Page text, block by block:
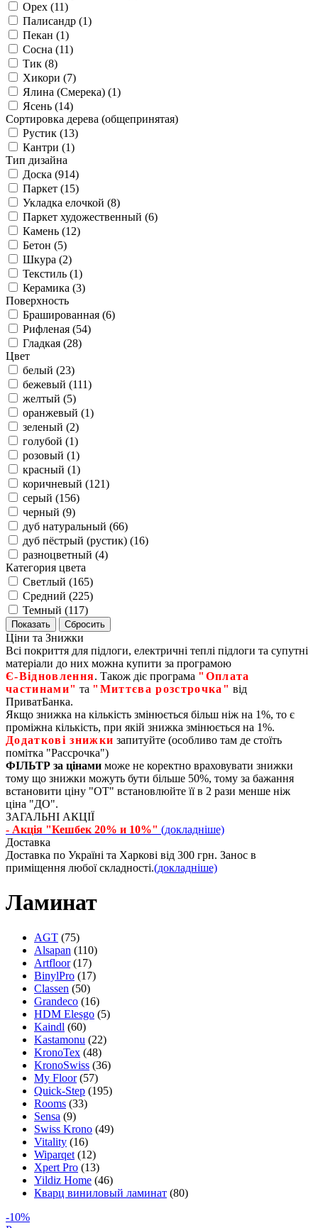
Орех (11)
Палисандр (1)
Пекан (1)
Сосна (11)
Тик (8)
Хикори (7)
Ялина (Смерека) (1)
Ясень (14)
Сортировка дерева (общепринятая)
Рустик (13)
Кантри (1)
Тип дизайна
Доска (914)
Паркет (15)
Укладка елочкой (8)
Паркет художественный (6)
Камень (12)
Бетон (5)
Шкура (2)
Текстиль (1)
Керамика (3)
Поверхность
Брашированная (6)
Рифленая (54)
Гладкая (28)
Цвет
белый (23)
бежевый (111)
желтый (5)
оранжевый (1)
зеленый (2)
голубой (1)
розовый (1)
красный (1)
коричневый (121)
серый (156)
черный (9)
дуб натуральный (66)
дуб пёстрый (рустик) (16)
разноцветный (4)
Категория цвета
Светлый (165)
Средний (225)
Темный (117)
Ціни та Знижки
Всі покриття для підлоги, електричні теплі підлоги та супутні
матеріали до них можна купити за програмою
Є‑Відновлення. Також діє програма "Оплата
частинами" та "Миттєва розстрочка" від
ПриватБанка.
Якщо знижка на кількість змінюється більш ніж на 1%, то є
проміжна кількість, при якій знижка змінюється на 1%.
Додаткові знижки запитуйте (особливо там де стоїть
помітка "Рассрочка")
ФІЛЬТР за цінами може не коректно враховувати знижки
тому що знижки можуть бути більше 50%, тому за бажання
встановити ціну "ОТ" встановлюйте її в 2 рази менше ніж
ціна "ДО".
ЗАГАЛЬНІ АКЦІЇ
- Акція "Кешбек 20% и 10%" (докладніше)
Доставка
Доставка по Україні та Харкові від 300 грн. Занос в
приміщення любої складності.(докладніше)
Ламинат
AGT (75)
Alsapan (110)
Artfloor (17)
BinylPro (17)
Classen (50)
Grandeco (16)
HDM Elesgo (5)
Kaindl (60)
Kastamonu (22)
KronoTex (48)
KronoSwiss (36)
My Floor (57)
Quick-Step (195)
Rooms (33)
Sensa (9)
Swiss Krono (49)
Vitality (16)
Wiparqet (12)
Xpert Pro (13)
Yildiz Home (46)
Кварц виниловый ламинат (80)
-10%